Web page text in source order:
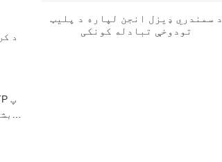
د
ه
د سمندري ډیزل انجن لپاره د پلیټ
تودوخې تبادله کونکی